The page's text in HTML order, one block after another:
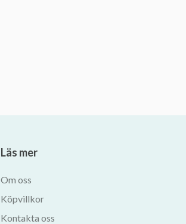
Läs mer
Om oss
Köpvillkor
Kontakta oss